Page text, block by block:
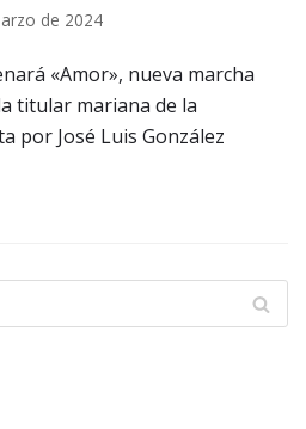
de 2024
«Amor», nueva marcha
titular mariana de la
por José Luis González